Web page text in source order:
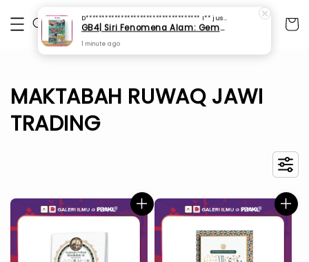
MAKTABAH RUWAQ JAWI
TRADING
D************************************ I** just purchased
GB4| Siri Fenomena Alam: Gempa Bumi & Tsunami Yang Memusnahkan Kehidupan (SFM 2A)
1 minute ago